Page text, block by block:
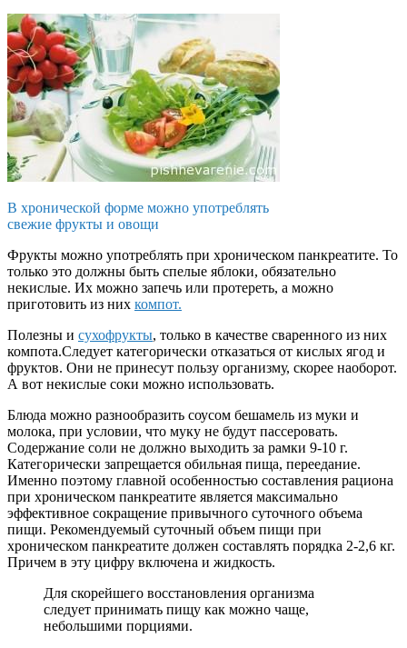
В хронической форме можно употреблять
свежие фрукты и овощи
Фрукты можно употреблять при хроническом панкреатите. То
только это должны быть спелые яблоки, обязательно
некислые. Их можно запечь или протереть, а можно
приготовить из них компот.
Полезны и сухофрукты, только в качестве сваренного из них
компота.Следует категорически отказаться от кислых ягод и
фруктов. Они не принесут пользу организму, скорее наоборот.
А вот некислые соки можно использовать.
Блюда можно разнообразить соусом бешамель из муки и
молока, при условии, что муку не будут пассеровать.
Содержание соли не должно выходить за рамки 9-10 г.
Категорически запрещается обильная пища, переедание.
Именно поэтому главной особенностью составления рациона
при хроническом панкреатите является максимально
эффективное сокращение привычного суточного объема
пищи. Рекомендуемый суточный объем пищи при
хроническом панкреатите должен составлять порядка 2-2,6 кг.
Причем в эту цифру включена и жидкость.
Для скорейшего восстановления организма
следует принимать пищу как можно чаще,
небольшими порциями.